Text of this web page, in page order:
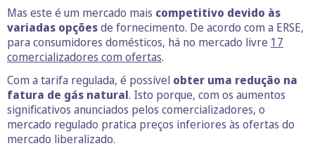
Mas este é um mercado mais competitivo devido às
variadas opçõesde fornecimento. De acordo com a ERSE,
para consumidores domésticos, há no mercado livre 17
comercializadores com ofertas.
Com a tarifa regulada, é possível obter uma redução na
fatura de gás natural. Isto porque, com os aumentos
significativos anunciados pelos comercializadores, o
mercado regulado pratica preços inferiores às ofertas do
mercado liberalizado.